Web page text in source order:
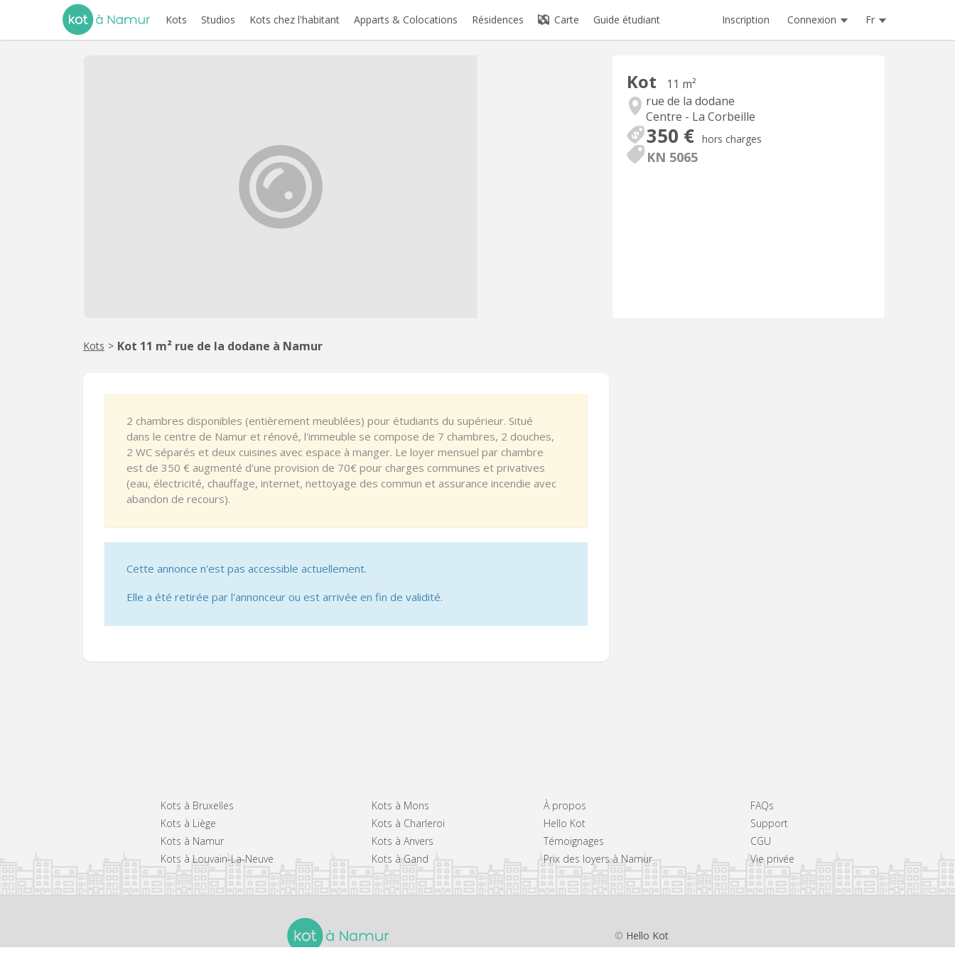
Kots Studios Kots chez l'habitant Apparts & Colocations Résidences Carte Guide étudiant Inscription Connexion Fr
Kot
11 m²
rue de la dodane
Centre - La Corbeille
350 € hors charges
KN 5065
Kots > Kot 11 m² rue de la dodane à Namur
2 chambres disponibles (entièrement meublées) pour étudiants du supérieur. Situé
dans le centre de Namur et rénové, l'immeuble se compose de 7 chambres, 2 douches,
2 WC séparés et deux cuisines avec espace à manger. Le loyer mensuel par chambre
est de 350 € augmenté d'une provision de 70€ pour charges communes et privatives
(eau, électricité, chauffage, internet, nettoyage des commun et assurance incendie avec
abandon de recours).
Cette annonce n'est pas accessible actuellement.
Elle a été retirée par l'annonceur ou est arrivée en fin de validité.
Kots à Bruxelles
Kots à Liège
Kots à Namur
Kots à Louvain-La-Neuve
Kots à Mons
Kots à Charleroi
Kots à Anvers
Kots à Gand
À propos
Hello Kot
Témoignages
Prix des loyers à Namur
FAQs
Support
CGU
Vie privée
© Hello Kot